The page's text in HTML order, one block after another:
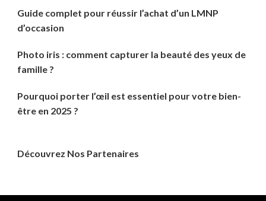
Guide complet pour réussir l’achat d’un LMNP
d’occasion
Photo iris : comment capturer la beauté des yeux de
famille ?
Pourquoi porter l’œil est essentiel pour votre bien-
être en 2025 ?
Découvrez Nos Partenaires